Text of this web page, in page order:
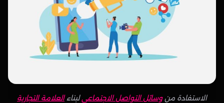
الاستفادة منوسائل التواصل الاجتماعيلبناءالعلامة التجارية